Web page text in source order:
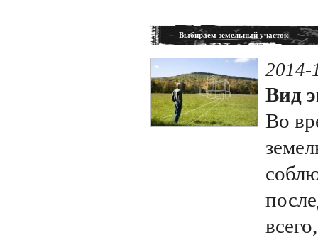
Выбираем земельный участок
2014-
Вид
Во